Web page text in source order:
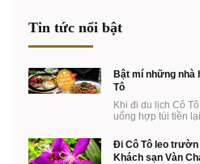
Tin tức nổi bật
Bật mí những nhà
Tô
Khi đi du lịch Cô
uống hợp túi tiền
Đi Cô Tô leo trườn
Khách sạn Vàn